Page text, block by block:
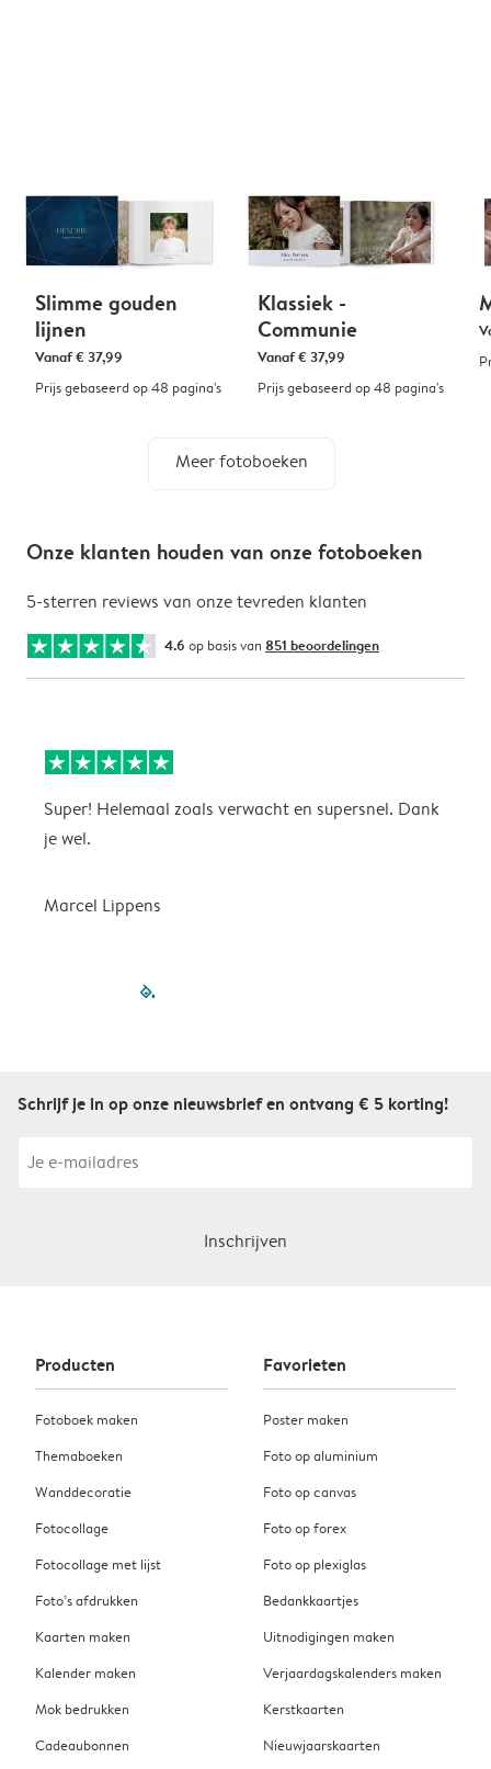
Slimme gouden
lijnen
Vanaf€ 37,99
Prijs gebaseerd op 48 pagina's
Klassiek -
Communie
Vanaf€ 37,99
Prijs gebaseerd op 48 pagina's
Meer fotoboeken
Onze klanten houden van onze fotoboeken
5-sterren reviews van onze tevreden klanten
4.6 op basis van 851 beoordelingen
Super! Helemaal zoals verwacht en supersnel. Dank
je wel.
Marcel Lippens
filled-pagination
Schrijf je in op onze nieuwsbrief en ontvang € 5 korting!
Inschrijven
Producten
Fotoboek maken
Themaboeken
Wanddecoratie
Fotocollage
Fotocollage met lijst
Foto’s afdrukken
Kaarten maken
Kalender maken
Mok bedrukken
Cadeaubonnen
Favorieten
Poster maken
Foto op aluminium
Foto op canvas
Foto op forex
Foto op plexiglas
Bedankkaartjes
Uitnodigingen maken
Verjaardagskalenders maken
Kerstkaarten
Nieuwjaarskaarten